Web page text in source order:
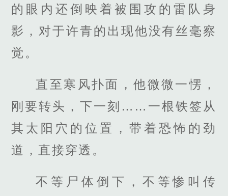
的眼内还倒映着被围攻的雷队身
影，对于许青的出现他没有丝毫察
觉。
直至寒风扑面，他微微一愣，
刚要转头，下一刻……一根铁签从
其太阳穴的位置，带着恐怖的劲
道，直接穿透。
不等尸体倒下，不等惨叫传